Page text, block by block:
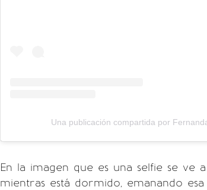
Una publicación compartida por
En la imagen que es una selfie se ve
mientras está dormido, emanando